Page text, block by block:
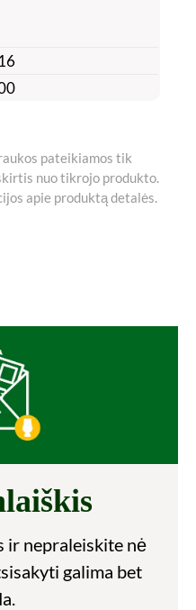
pateikiamos tik
nuo tikrojo produkto.
apie produktą detalės.
ir nepraleiskite nė
galima bet